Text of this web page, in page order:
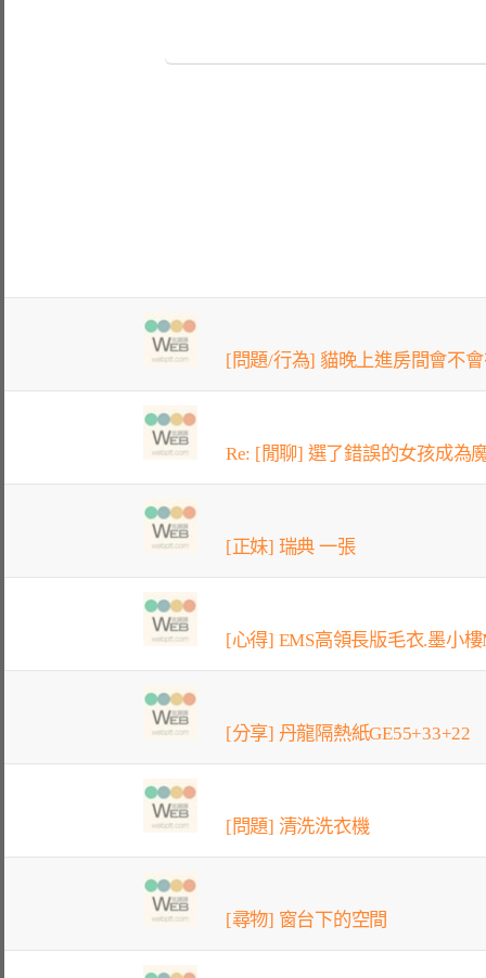
[問題/行為] 貓晚上進房間會不
Re: [閒聊] 選了錯誤的女孩成為
[正妹] 瑞典 一張
[心得] EMS高領長版毛衣.墨小樓
[分享] 丹龍隔熱紙GE55+33+22
[問題] 清洗洗衣機
[尋物] 窗台下的空間